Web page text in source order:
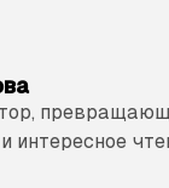
интересное